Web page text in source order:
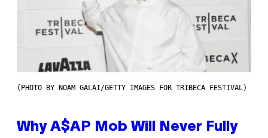
(PHOTO BY NOAM GALAI/GETTY IMAGES FOR TRIBECA FESTIVAL)
Why A$AP Mob Will Never Fully